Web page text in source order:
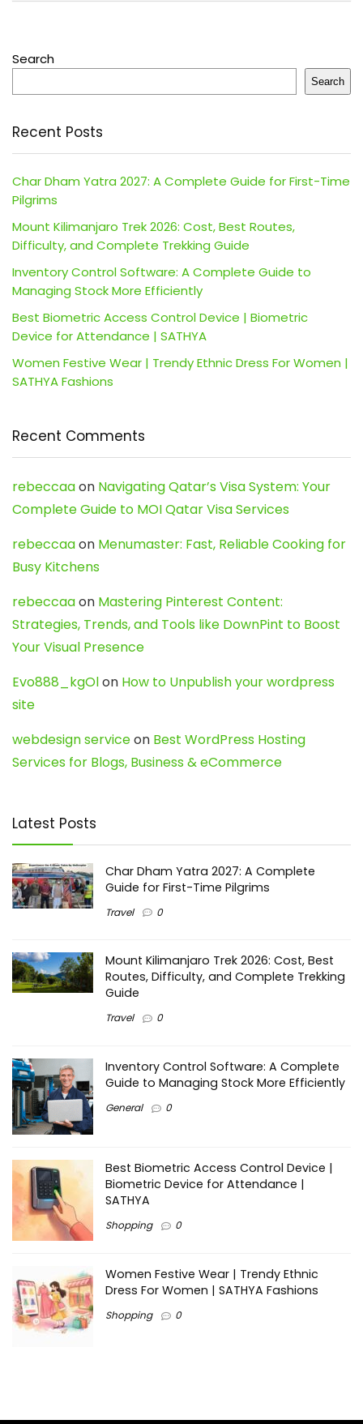
Search
Search
Recent Posts
Char Dham Yatra 2027: A Complete Guide for First-Time
Pilgrims
Mount Kilimanjaro Trek 2026: Cost, Best Routes,
Difficulty, and Complete Trekking Guide
Inventory Control Software: A Complete Guide to
Managing Stock More Efficiently
Best Biometric Access Control Device | Biometric
Device for Attendance | SATHYA
Women Festive Wear | Trendy Ethnic Dress For Women |
SATHYA Fashions
Recent Comments
rebeccaaon Navigating Qatar’s Visa System: Your
Complete Guide to MOI Qatar Visa Services
rebeccaaon Menumaster: Fast, Reliable Cooking for
Busy Kitchens
rebeccaaon Mastering Pinterest Content:
Strategies, Trends, and Tools like DownPint to Boost
Your Visual Presence
Evo888_kgOlon How to Unpublish your wordpress
site
webdesign serviceon Best WordPress Hosting
Services for Blogs, Business & eCommerce
Latest Posts
Char Dham Yatra 2027: A Complete
Guide for First-Time Pilgrims
Travel 0
Mount Kilimanjaro Trek 2026: Cost, Best
Routes, Difficulty, and Complete Trekking
Guide
Travel 0
Inventory Control Software: A Complete
Guide to Managing Stock More Efficiently
General 0
Best Biometric Access Control Device |
Biometric Device for Attendance |
SATHYA
Shopping 0
Women Festive Wear | Trendy Ethnic
Dress For Women | SATHYA Fashions
Shopping 0